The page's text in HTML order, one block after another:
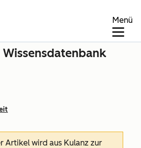
Menü
Wissensdatenbank
Artikel wird aus Kulanz zur